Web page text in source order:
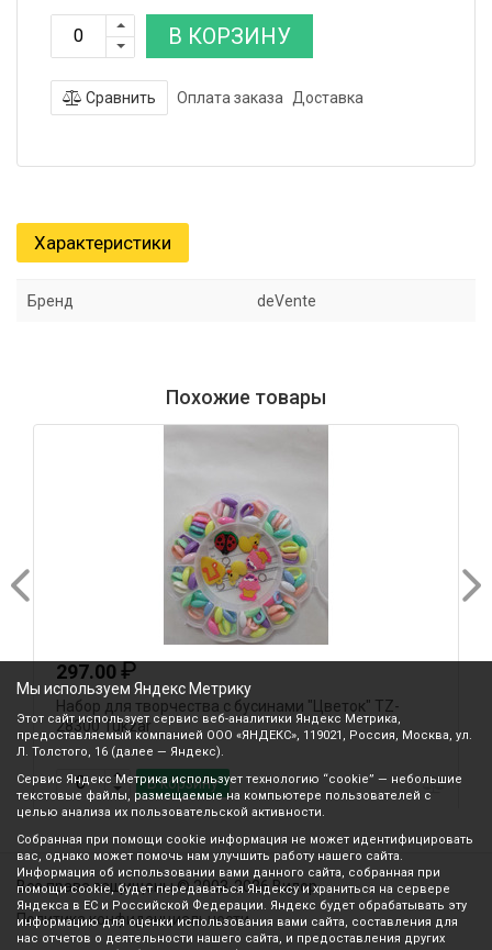
В КОРЗИНУ
Сравнить Оплата заказа Доставка
Характеристики
Бренд deVente
Похожие товары
297.00₽
Набор для творчества с бусинами "Цветок" TZ-
28300 Tukzar
В корзину
Все права защищены © 2003-2026 Вилор
Политика конфиденциальности
Мы используем Яндекс Метрику
Этот сайт использует сервис веб-аналитики Яндекс Метрика,
предоставляемый компанией ООО «ЯНДЕКС», 119021, Россия, Москва, ул.
Л. Толстого, 16 (далее — Яндекс).
Сервис Яндекс Метрика использует технологию “cookie” — небольшие
текстовые файлы, размещаемые на компьютере пользователей с
целью анализа их пользовательской активности.
Собранная при помощи cookie информация не может идентифицировать
вас, однако может помочь нам улучшить работу нашего сайта.
Информация об использовании вами данного сайта, собранная при
помощи cookie, будет передаваться Яндексу и храниться на сервере
Яндекса в ЕС и Российской Федерации. Яндекс будет обрабатывать эту
информацию для оценки использования вами сайта, составления для
нас отчетов о деятельности нашего сайта, и предоставления других